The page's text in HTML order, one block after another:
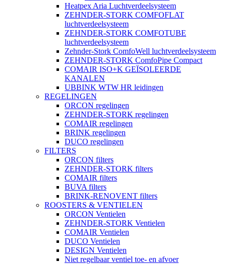
Heatpex Aria Luchtverdeelsysteem
ZEHNDER-STORK COMFOFLAT
luchtverdeelsysteem
ZEHNDER-STORK COMFOTUBE
luchtverdeelsysteem
Zehnder-Stork ComfoWell luchtverdeelsysteem
ZEHNDER-STORK ComfoPipe Compact
COMAIR ISO+K GEÏSOLEERDE
KANALEN
UBBINK WTW HR leidingen
REGELINGEN
ORCON regelingen
ZEHNDER-STORK regelingen
COMAIR regelingen
BRINK regelingen
DUCO regelingen
FILTERS
ORCON filters
ZEHNDER-STORK filters
COMAIR filters
BUVA filters
BRINK-RENOVENT filters
ROOSTERS & VENTIELEN
ORCON Ventielen
ZEHNDER-STORK Ventielen
COMAIR Ventielen
DUCO Ventielen
DESIGN Ventielen
Niet regelbaar ventiel toe- en afvoer